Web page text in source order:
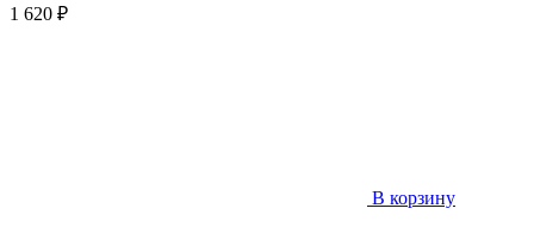
1 620 ₽
В корзину